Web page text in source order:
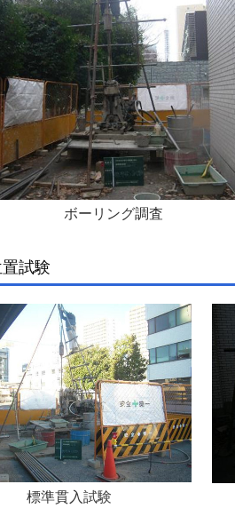
ボーリング調査
試験
標準貫入試験